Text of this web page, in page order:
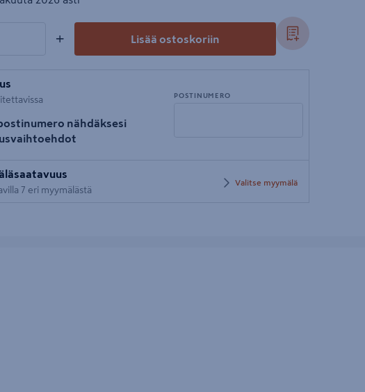
+ Lisää ostoskoriin
nähdäksesi
POSTINUMERO
postinumero
7 eri myymälästä
Valitse myymälä